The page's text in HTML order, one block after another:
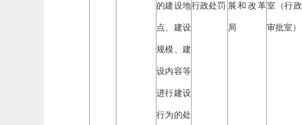
的建设地
点、建设
规模、建
设内容等
进行建设
行为的处
行政处罚 展和改革
局
室（行政
审批室）